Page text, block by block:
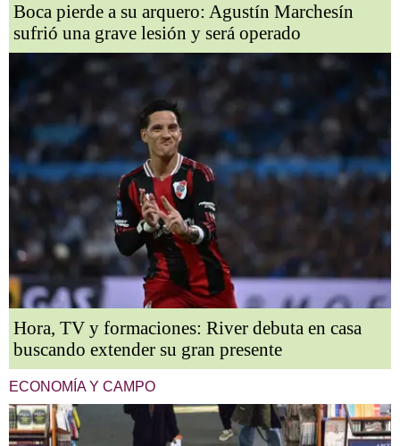
Boca pierde a su arquero: Agustín Marchesín
sufrió una grave lesión y será operado
Hora, TV y formaciones: River debuta en casa
buscando extender su gran presente
ECONOMÍA Y CAMPO